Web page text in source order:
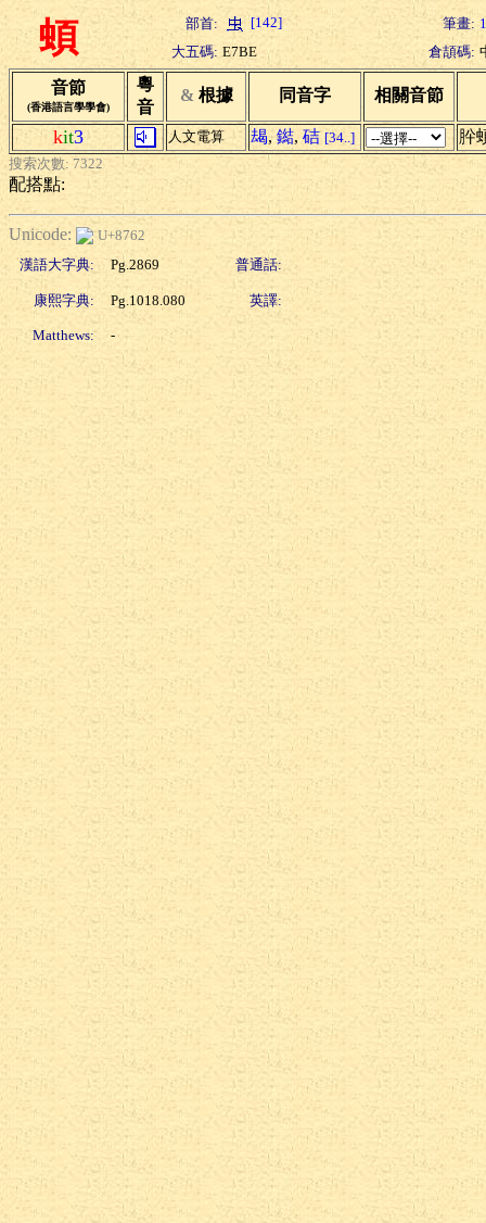
蝢 部首: [142] 筆畫:
大五碼: E7BE 倉頡碼:
音節
(香港語言學學會)
粵
音
& 根據 同音字 相關音節
kit3 人文電算 朅, 鐑, 硈 [34..] 肸
搜索次數: 7322
配搭點:
Unicode:
U+8762
漢語大字典:
Pg.2869 普通話:
康熙字典: Pg.1018.080 英譯:
Matthews: -